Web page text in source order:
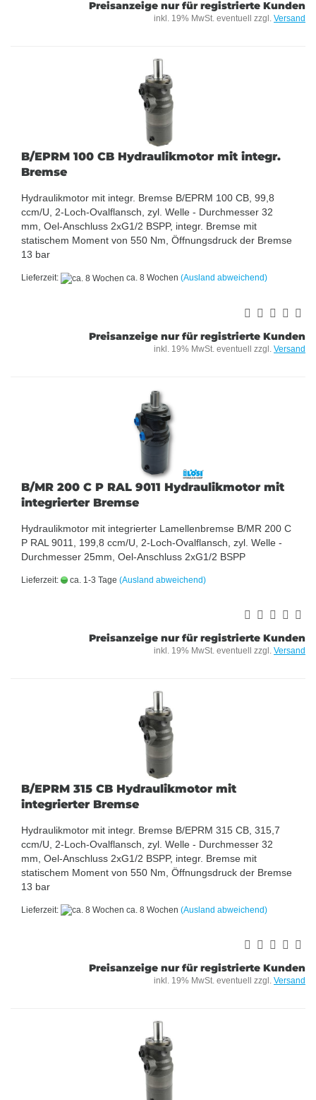
Preisanzeige nur für registrierte Kunden
inkl. 19% MwSt. eventuell zzgl. Versand
B/EPRM 100 CB Hydraulikmotor mit integr.
Bremse
Hydraulikmotor mit integr. Bremse B/EPRM 100 CB, 99,8
ccm/U, 2-Loch-Ovalflansch, zyl. Welle - Durchmesser 32
mm, Oel-Anschluss 2xG1/2 BSPP, integr. Bremse mit
statischem Moment von 550 Nm, Öffnungsdruck der Bremse
13 bar
Lieferzeit: ca. 8 Wochen (Ausland abweichend)
Preisanzeige nur für registrierte Kunden
inkl. 19% MwSt. eventuell zzgl. Versand
B/MR 200 C P RAL 9011 Hydraulikmotor mit
integrierter Bremse
Hydraulikmotor mit integrierter Lamellenbremse B/MR 200 C
P RAL 9011, 199,8 ccm/U, 2-Loch-Ovalflansch, zyl. Welle -
Durchmesser 25mm, Oel-Anschluss 2xG1/2 BSPP
Lieferzeit: ca. 1-3 Tage (Ausland abweichend)
Preisanzeige nur für registrierte Kunden
inkl. 19% MwSt. eventuell zzgl. Versand
B/EPRM 315 CB Hydraulikmotor mit
integrierter Bremse
Hydraulikmotor mit integr. Bremse B/EPRM 315 CB, 315,7
ccm/U, 2-Loch-Ovalflansch, zyl. Welle - Durchmesser 32
mm, Oel-Anschluss 2xG1/2 BSPP, integr. Bremse mit
statischem Moment von 550 Nm, Öffnungsdruck der Bremse
13 bar
Lieferzeit: ca. 8 Wochen (Ausland abweichend)
Preisanzeige nur für registrierte Kunden
inkl. 19% MwSt. eventuell zzgl. Versand